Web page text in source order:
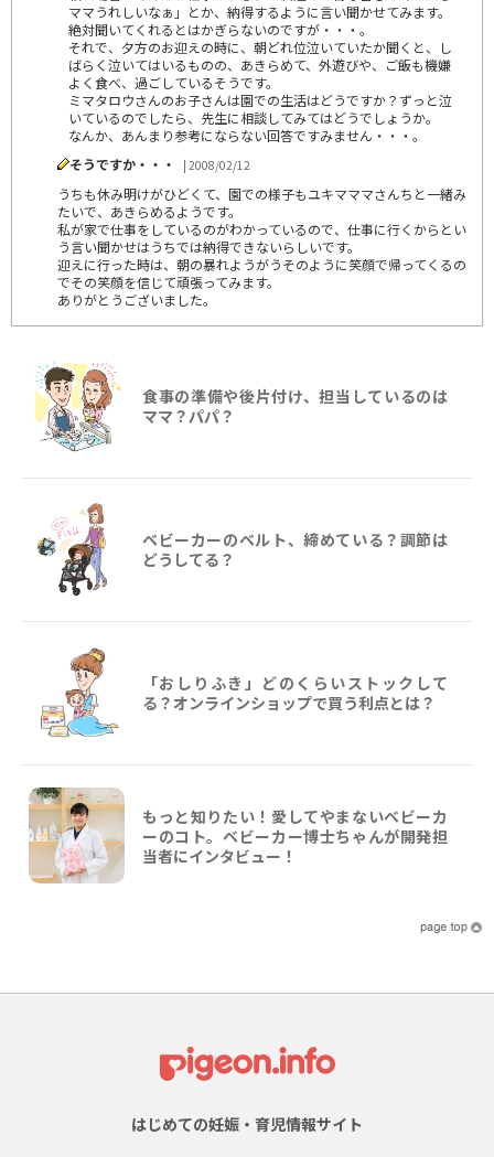
ママうれしいなぁ」とか、納得するように言い聞かせてみます。
絶対聞いてくれるとはかぎらないのですが・・・。
それで、夕方のお迎えの時に、朝どれ位泣いていたか聞くと、し
ばらく泣いてはいるものの、あきらめて、外遊びや、ご飯も機嫌
よく食べ、過ごしているそうです。
ミマタロウさんのお子さんは園での生活はどうですか？ずっと泣
いているのでしたら、先生に相談してみてはどうでしょうか。
なんか、あんまり参考にならない回答ですみません・・・。
そうですか・・・
| 2008/02/12
うちも休み明けがひどくて、園での様子もユキマママさんちと一緒み
たいで、あきらめるようです。
私が家で仕事をしているのがわかっているので、仕事に行くからとい
う言い聞かせはうちでは納得できないらしいです。
迎えに行った時は、朝の暴れようがうそのように笑顔で帰ってくるの
でその笑顔を信じて頑張ってみます。
ありがとうございました。
食事の準備や後片付け、担当しているのは
ママ？パパ？
ベビーカーのベルト、締めている？調節は
どうしてる？
「おしりふき」どのくらいストックして
る？オンラインショップで買う利点とは？
もっと知りたい！愛してやまないベビーカ
ーのコト。ベビーカー博士ちゃんが開発担
当者にインタビュー！
はじめての妊娠・育児情報サイト